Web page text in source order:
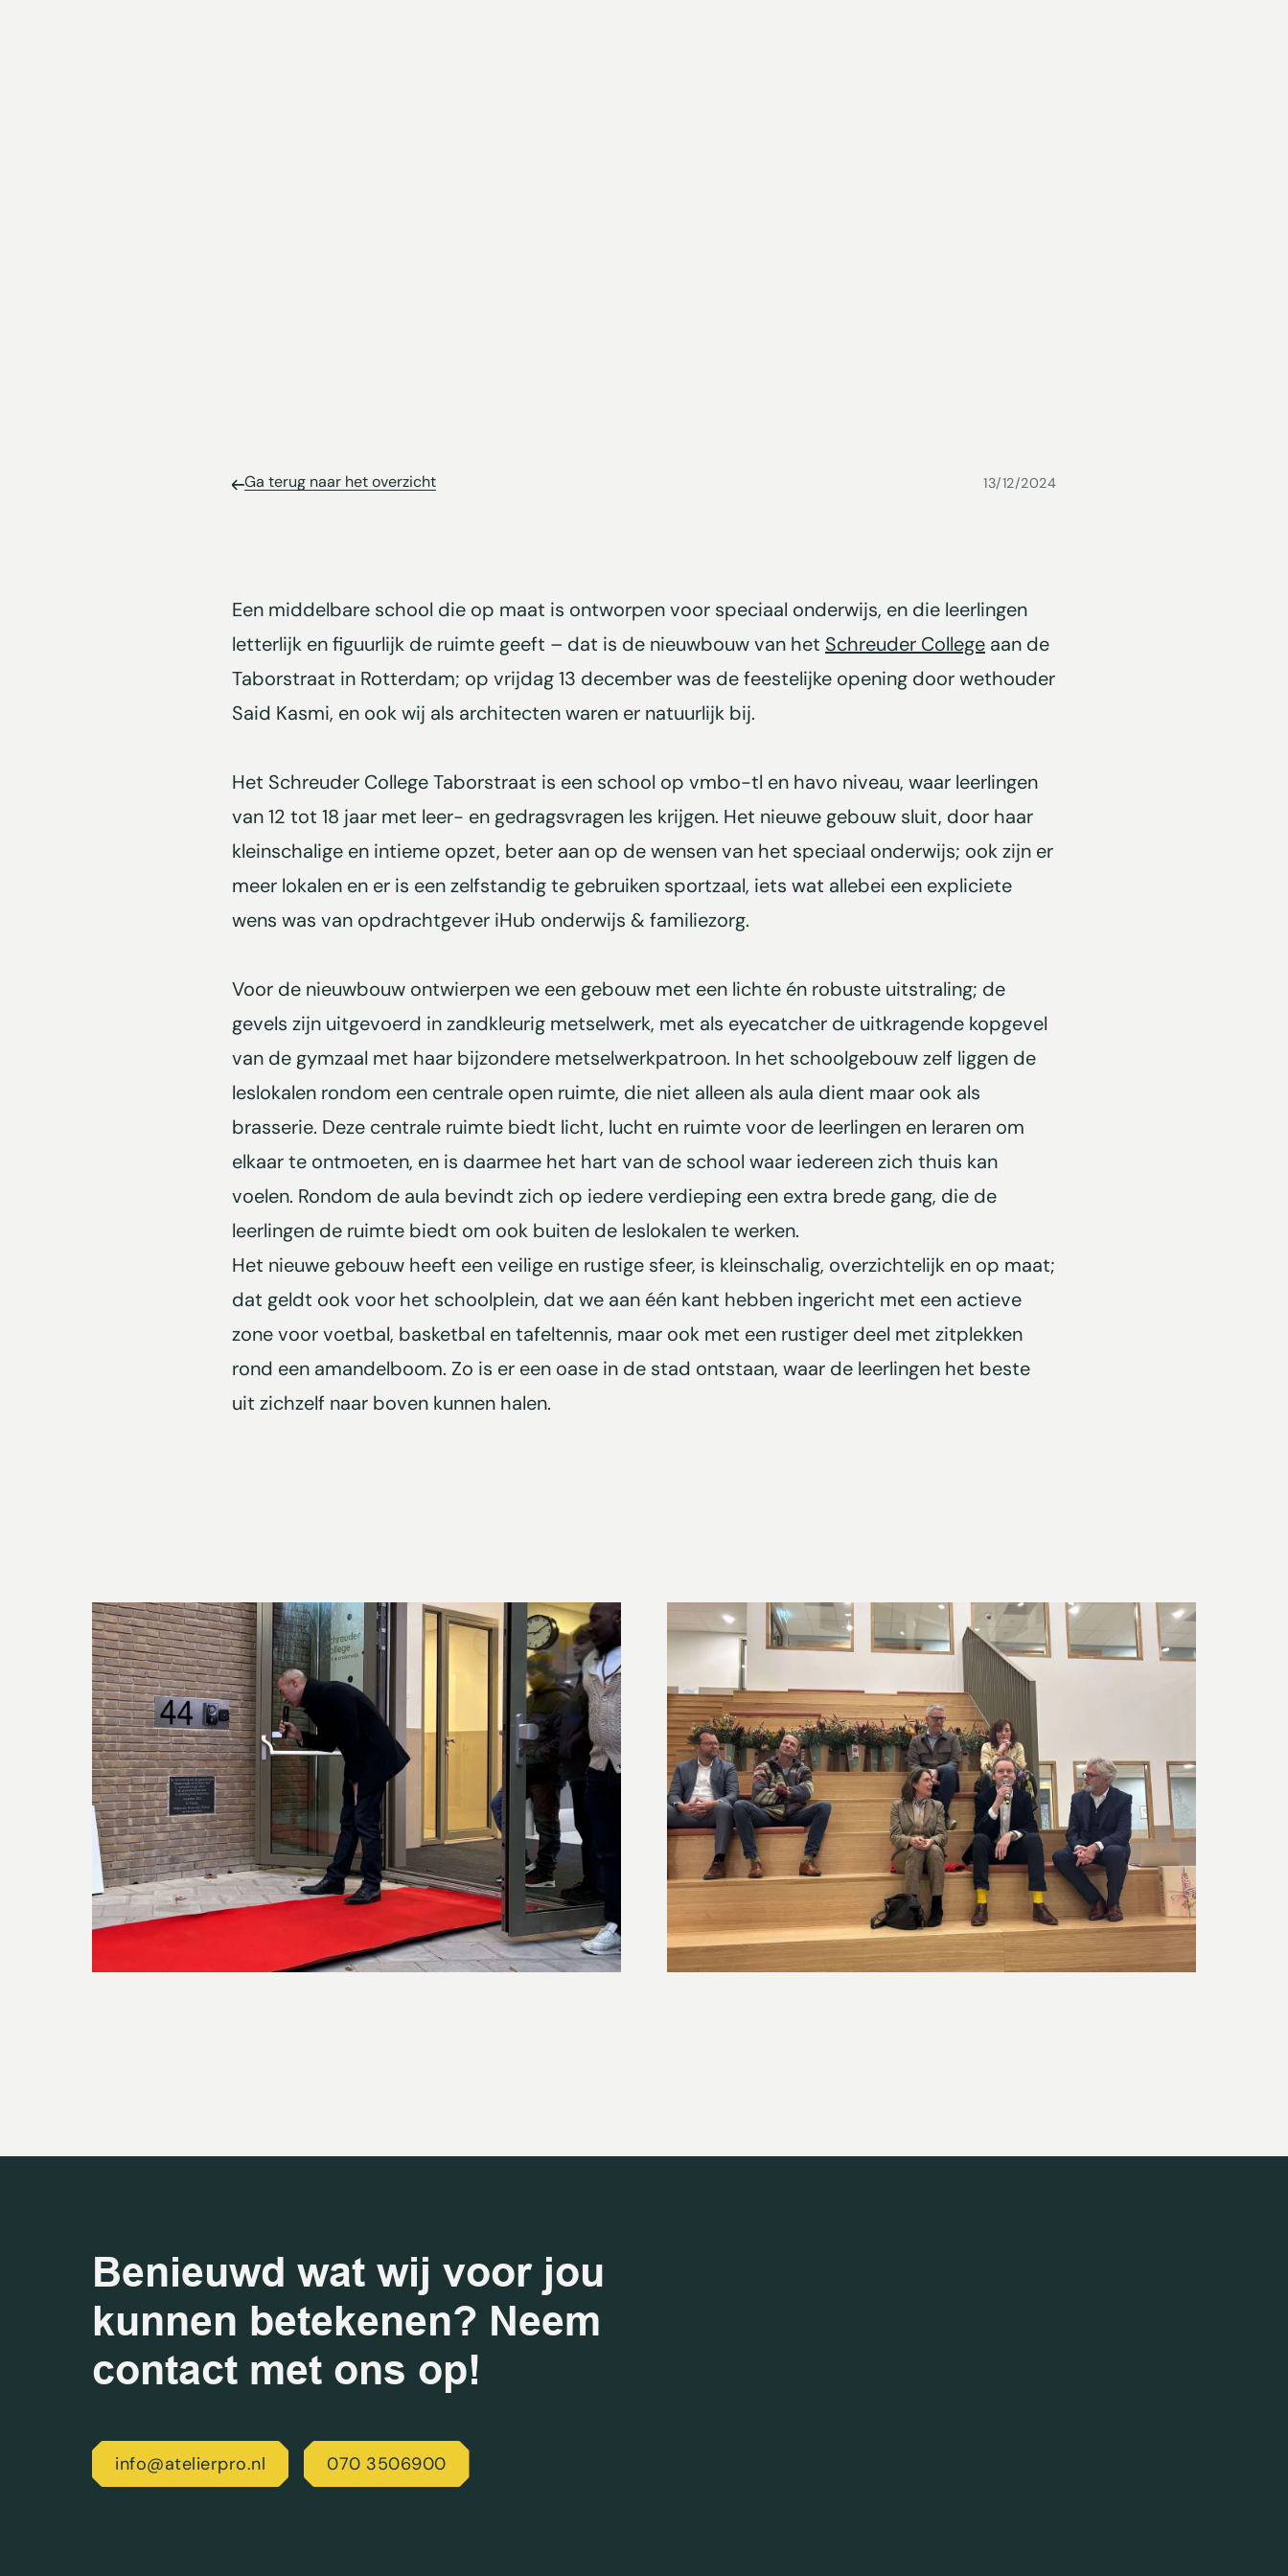
Ga terug naar het overzicht 13/12/2024
Een middelbare school die op maat is ontworpen voor speciaal onderwijs, en die leerlingen
letterlijk en figuurlijk de ruimte geeft – dat is de nieuwbouw van het Schreuder College aan de
Taborstraat in Rotterdam; op vrijdag 13 december was de feestelijke opening door wethouder
Said Kasmi, en ook wij als architecten waren er natuurlijk bij.
Het Schreuder College Taborstraat is een school op vmbo-tl en havo niveau, waar leerlingen
van 12 tot 18 jaar met leer- en gedragsvragen les krijgen. Het nieuwe gebouw sluit, door haar
kleinschalige en intieme opzet, beter aan op de wensen van het speciaal onderwijs; ook zijn er
meer lokalen en er is een zelfstandig te gebruiken sportzaal, iets wat allebei een expliciete
wens was van opdrachtgever iHub onderwijs & familiezorg.
Voor de nieuwbouw ontwierpen we een gebouw met een lichte én robuste uitstraling; de
gevels zijn uitgevoerd in zandkleurig metselwerk, met als eyecatcher de uitkragende kopgevel
van de gymzaal met haar bijzondere metselwerkpatroon. In het schoolgebouw zelf liggen de
leslokalen rondom een centrale open ruimte, die niet alleen als aula dient maar ook als
brasserie. Deze centrale ruimte biedt licht, lucht en ruimte voor de leerlingen en leraren om
elkaar te ontmoeten, en is daarmee het hart van de school waar iedereen zich thuis kan
voelen. Rondom de aula bevindt zich op iedere verdieping een extra brede gang, die de
leerlingen de ruimte biedt om ook buiten de leslokalen te werken.
Het nieuwe gebouw heeft een veilige en rustige sfeer, is kleinschalig, overzichtelijk en op maat;
dat geldt ook voor het schoolplein, dat we aan één kant hebben ingericht met een actieve
zone voor voetbal, basketbal en tafeltennis, maar ook met een rustiger deel met zitplekken
rond een amandelboom. Zo is er een oase in de stad ontstaan, waar de leerlingen het beste
uit zichzelf naar boven kunnen halen.
Benieuwd wat wij voor jou
kunnen betekenen? Neem
contact met ons op!
info@atelierpro.nl 070 3506900